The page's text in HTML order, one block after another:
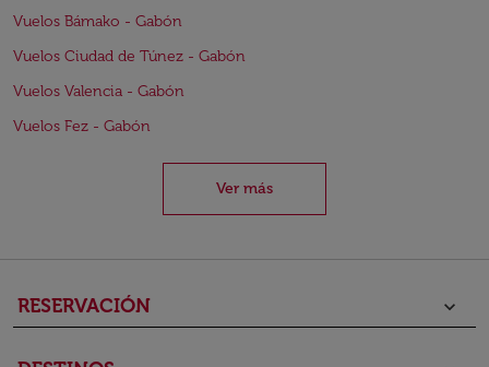
Vuelos Bámako - Gabón
Vuelos Ciudad de Túnez - Gabón
Vuelos Valencia - Gabón
Vuelos Fez - Gabón
Ver más
RESERVACIÓN keyboard_arrow_down